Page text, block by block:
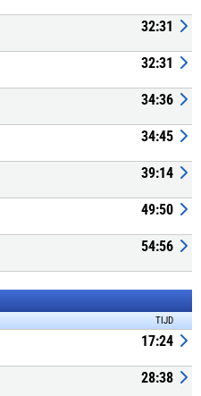
32:31
32:31
34:36
34:45
39:14
49:50
54:56
TIJD
17:24
28:38